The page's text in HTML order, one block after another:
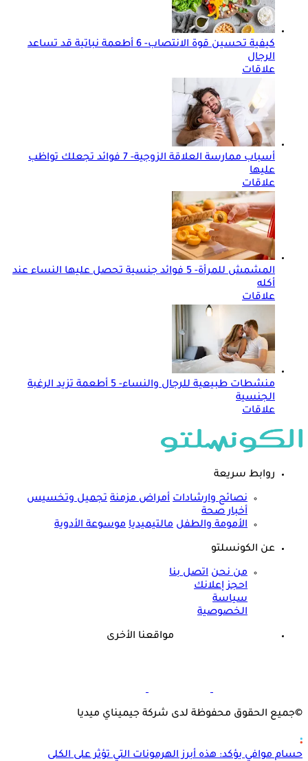
كيفية تحسين قوة الانتصاب- 6 أطعمة نباتية قد تساعد
الرجال
علاقات
أسباب ممارسة العلاقة الزوجية- 7 فوائد تجعلك تواظب
عليها
علاقات
المشمش للمرأة- 5 فوائد جنسية تحصل عليها النساء عند
أكله
علاقات
منشطات طبيعية للرجال والنساء- 5 أطعمة تزيد الرغبة
الجنسية
علاقات
روابط سريعة
نصائح وارشادات أمراض مزمنة تجميل وتخسيس
أخبار صحة
الأمومة والطفل مالتيميديا موسوعة الأدوية
عن الكونسلتو
من نحن اتصل بنا
احجز إعلانك
سياسة
الخصوصية
مواقعنا الأخرى
©جميع الحقوق محفوظة لدى شركة جيميناي ميديا
حسام موافي يؤكد: هذه أبرز الهرمونات التي تؤثر على الكلى